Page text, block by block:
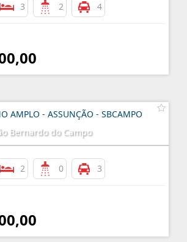
3 2 4
AMPLO - ASSUNÇÃO - SBCAMPO
Bernardo do Campo
2 0 3